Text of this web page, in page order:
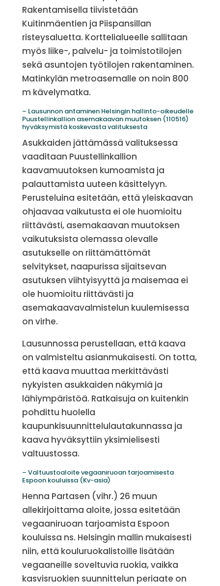
Rakentamisella tiivistetään
Kuitinmäentien ja Piispansillan
risteysaluetta. Korttelialueelle sallitaan
myös liike-, palvelu- ja toimistotilojen
sekä asuntojen työtilojen rakentaminen.
Matinkylän metroasemalle on noin 800
m kävelymatka.
– Lausunnon antaminen Helsingin hallinto-oikeudelle
Puustellinkallion asemakaavan muutoksen (110516)
hyväksymistä koskevasta valituksesta
Asukkaiden jättämässä valituksessa
vaaditaan Puustellinkallion
kaavamuutoksen kumoamista ja
palauttamista uuteen käsittelyyn.
Perusteluina esitetään, että yleiskaavan
ohjaavaa vaikutusta ei ole huomioitu
riittävästi, asemakaavan muutoksen
vaikutuksista olemassa olevalle
asutukselle on riittämättömät
selvitykset, naapurissa sijaitsevan
asutuksen viihtyisyyttä ja maisemaa ei
ole huomioitu riittävästi ja
asemakaavavalmistelun kuulemisessa
on virhe.
Lausunnossa perustellaan, että kaava
on valmisteltu asianmukaisesti. On totta,
että kaava muuttaa merkittävästi
nykyisten asukkaiden näkymiä ja
lähiympäristöä. Ratkaisuja on kuitenkin
pohdittu huolella
kaupunkisuunnittelulautakunnassa ja
kaava hyväksyttiin yksimielisesti
valtuustossa.
– Valtuustoaloite vegaaniruoan tarjoamisesta
Espoon kouluissa (Kv-asia)
Henna Partasen (vihr.) 26 muun
allekirjoittama aloite, jossa esitetään
vegaaniruoan tarjoamista Espoon
kouluissa ns. Helsingin mallin mukaisesti
niin, että kouluruokalistoille lisätään
vegaaneille soveltuvia ruokia, vaikka
kasvisruokien suunnittelun periaate on